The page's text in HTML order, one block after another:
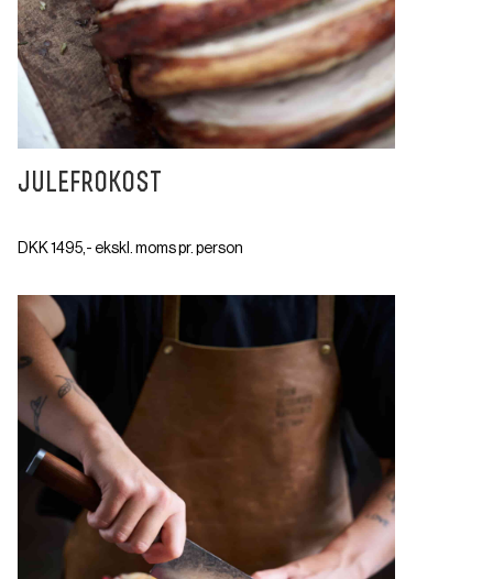
julefrokost
DKK 1495,- ekskl. moms pr. person